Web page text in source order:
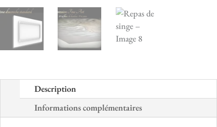
Description
Informations complémentaires